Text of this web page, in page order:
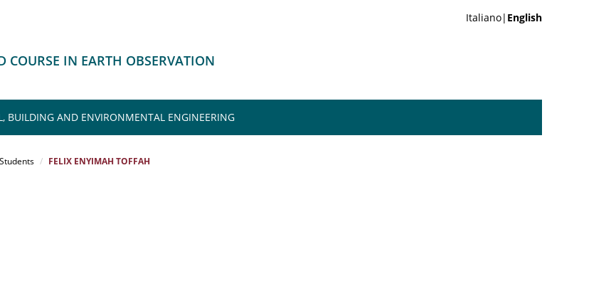
Italiano| English
COURSE IN EARTH OBSERVATION
BUILDING AND ENVIRONMENTAL ENGINEERING
FELIX ENYIMAH TOFFAH